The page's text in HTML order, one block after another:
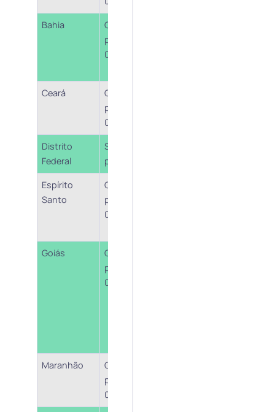
Bahia
Cobrança a
partir de
01/04/2022
Ceará
Cobrança a
partir de
01/04/2022
Distrito
Federal
Sem
posicionamento
Espírito
Santo
Cobrança a
partir de
01/03/2022
Goiás
Cobrança a
partir de
01/04/2022
Maranhão
Cobrança a
partir de
05/01/2022